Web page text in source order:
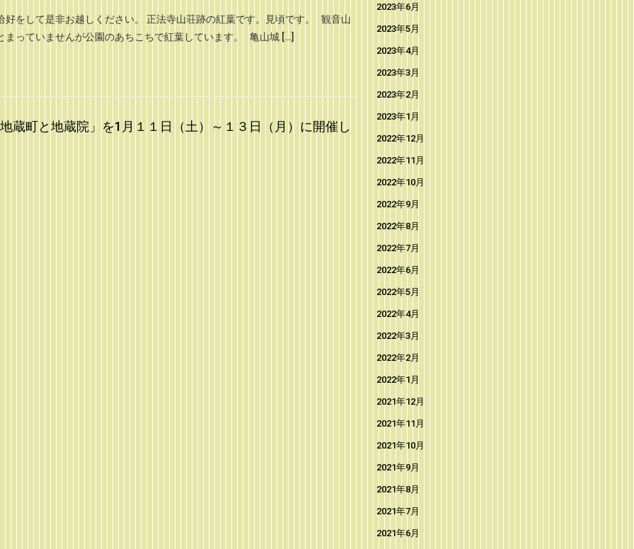
好をして是非お越しください。 正法寺山荘跡の紅葉です。見頃です。 観音山
まっていませんが公園のあちこちで紅葉しています。 亀山城 […]
蔵町と地蔵院」を1月１１日（土）～１３日（月）に開催し
2023年6月
2023年5月
2023年4月
2023年3月
2023年2月
2023年1月
2022年12月
2022年11月
2022年10月
2022年9月
2022年8月
2022年7月
2022年6月
2022年5月
2022年4月
2022年3月
2022年2月
2022年1月
2021年12月
2021年11月
2021年10月
2021年9月
2021年8月
2021年7月
2021年6月